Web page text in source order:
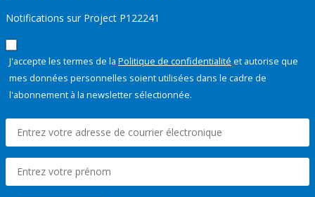
Notifications sur Project P122241
J'accepte les termes de la Politique de confidentialité et autorise que
mes données personnelles soient utilisées dans le cadre de
l'abonnement à la newsletter sélectionnée.